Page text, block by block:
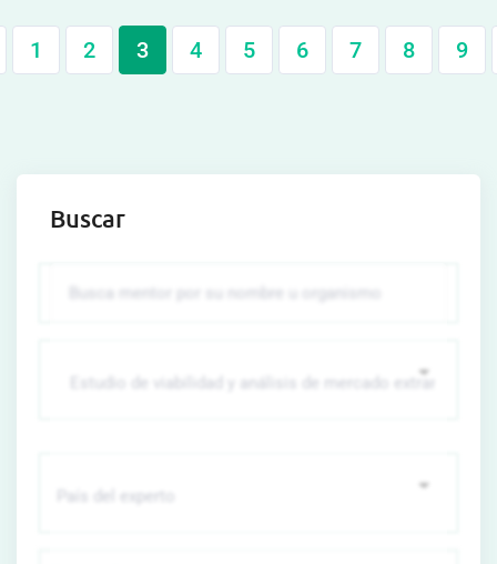
1 2 3 4 5 6 7 8 9
Buscar